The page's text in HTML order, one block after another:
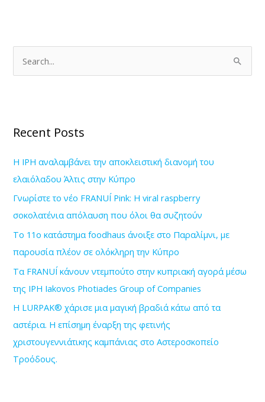
c
f
o
r
:
Recent Posts
Η IPH αναλαμβάνει την αποκλειστική διανομή του
ελαιόλαδου Άλτις στην Κύπρο
Γνωρίστε το νέο FRANUÍ Pink: Η viral raspberry
σοκολατένια απόλαυση που όλοι θα συζητούν
Το 11ο κατάστημα foodhaus άνοιξε στο Παραλίμνι, με
παρουσία πλέον σε ολόκληρη την Κύπρο
Τα FRANUÍ κάνουν ντεμπούτο στην κυπριακή αγορά μέσω
της IPH Iakovos Photiades Group of Companies
Η LURPAK® χάρισε μια μαγική βραδιά κάτω από τα
αστέρια. Η επίσημη έναρξη της φετινής
χριστουγεννιάτικης καμπάνιας στο Αστεροσκοπείο
Τροόδους.